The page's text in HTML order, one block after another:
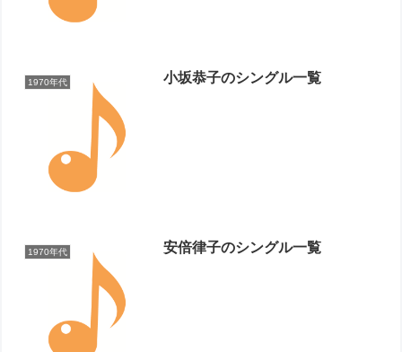
1970年代 小坂恭子のシングル一覧
1970年代 安倍律子のシングル一覧